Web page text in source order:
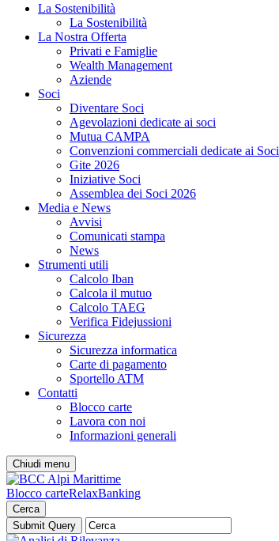
La Sostenibilità
La Sostenibilità
La Nostra Offerta
Privati e Famiglie
Wealth Management
Aziende
Soci
Diventare Soci
Agevolazioni dedicate ai soci
Mutua CAMPA
Convenzioni commerciali dedicate ai Soci
Gite 2026
Iniziative Soci
Assemblea dei Soci 2026
Media e News
Avvisi
Comunicati stampa
News
Strumenti utili
Calcolo Iban
Calcola il mutuo
Calcolo TAEG
Verifica Fidejussioni
Sicurezza
Sicurezza informatica
Carte di pagamento
Sportello ATM
Contatti
Blocco carte
Lavora con noi
Informazioni generali
Chiudi menu
Blocco carteRelaxBanking
Cerca